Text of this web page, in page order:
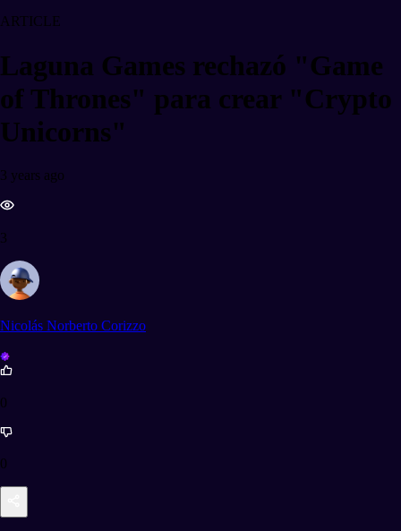
ARTICLE
Laguna Games rechazó "Game
of Thrones" para crear "Crypto
Unicorns"
3 years ago
3
Nicolás Norberto Corizzo
0
0